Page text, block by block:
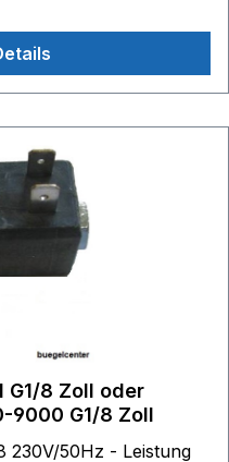
9000 G1/8 Zoll